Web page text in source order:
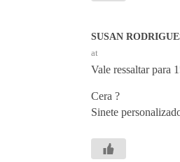
SUSAN
at
Vale ressaltar para
Cera ?
Sinete